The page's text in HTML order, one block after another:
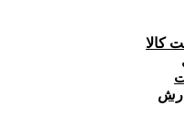
کالا